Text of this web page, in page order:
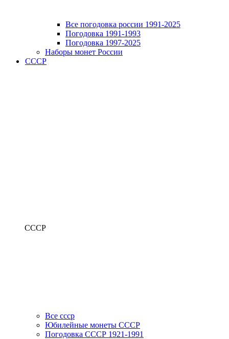
Все погодовка россии 1991-2025
Погодовка 1991-1993
Погодовка 1997-2025
Наборы монет России
СССР
СССР
Все ссср
Юбилейные монеты СССР
Погодовка СССР 1921-1991